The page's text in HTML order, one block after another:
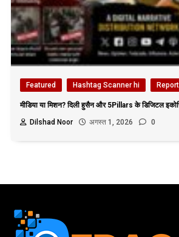
Featured Hashtag Scanner hi Report
मीडिया या मिशन? दिली हुसैन और 5Pillars के डिजिटल
Dilshad Noor
अगस्त 1, 2026 0